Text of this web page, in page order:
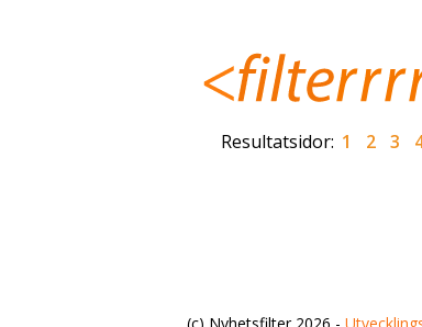
Resultatsidor: 1 2 3
(c) Nyhetsfilter 2026 -